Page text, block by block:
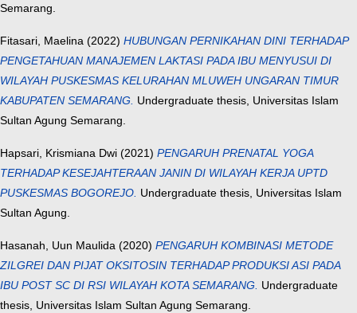
Semarang.
Fitasari, Maelina (2022) HUBUNGAN PERNIKAHAN DINI TERHADAP
PENGETAHUAN MANAJEMEN LAKTASI PADA IBU MENYUSUI DI
WILAYAH PUSKESMAS KELURAHAN MLUWEH UNGARAN TIMUR
KABUPATEN SEMARANG. Undergraduate thesis, Universitas Islam
Sultan Agung Semarang.
Hapsari, Krismiana Dwi (2021) PENGARUH PRENATAL YOGA
TERHADAP KESEJAHTERAAN JANIN DI WILAYAH KERJA UPTD
PUSKESMAS BOGOREJO. Undergraduate thesis, Universitas Islam
Sultan Agung.
Hasanah, Uun Maulida (2020) PENGARUH KOMBINASI METODE
ZILGREI DAN PIJAT OKSITOSIN TERHADAP PRODUKSI ASI PADA
IBU POST SC DI RSI WILAYAH KOTA SEMARANG. Undergraduate
thesis, Universitas Islam Sultan Agung Semarang.